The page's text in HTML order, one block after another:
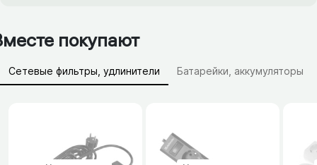
покупают
Сетевые фильтры, удлинители Батарейки, аккумуляторы